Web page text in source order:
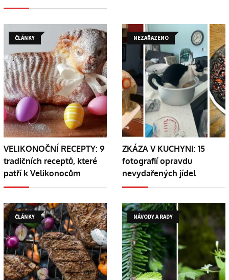
ČLÁNKY
VELIKONOČNÍ RECEPTY: 9
tradičních receptů, které
patří k Velikonocům
NEZAŘAZENO
ZKÁZA V KUCHYNI: 15
fotografií opravdu
nevydařených jídel
ČLÁNKY NÁVODY A RADY